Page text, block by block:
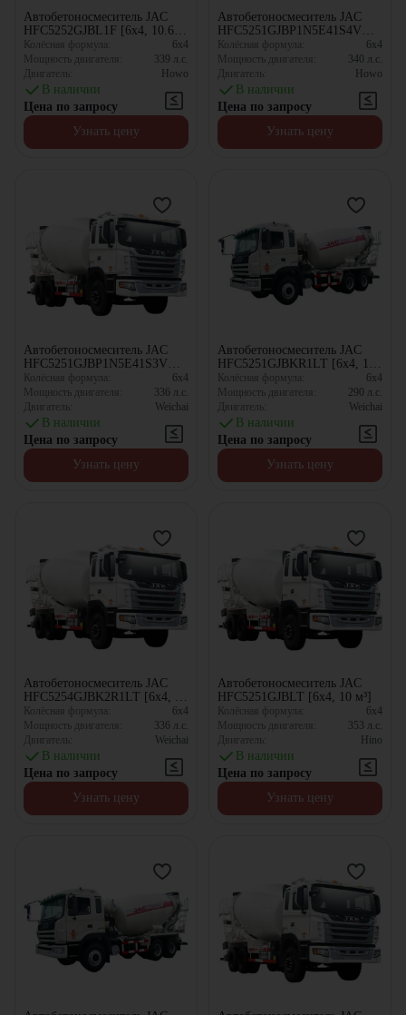
Автобетоносмеситель JAC
HFC5252GJBL1F [6x4, 10.67
м³]
Колёсная формула:
6x4
Мощность двигателя:
339 л.с.
Двигатель:
Howo
В наличии
Цена по запросу
Узнать цену
Автобетоносмеситель JAC
HFC5251GJBP1N5E41S4V
[6x4, 10.67 м³]
Колёсная формула:
6x4
Мощность двигателя:
340 л.с.
Двигатель:
Howo
В наличии
Цена по запросу
Узнать цену
Автобетоносмеситель JAC
HFC5251GJBP1N5E41S3V
[6x4, 10.67 м³]
Колёсная формула:
6x4
Мощность двигателя:
336 л.с.
Двигатель:
Weichai
В наличии
Цена по запросу
Узнать цену
Автобетоносмеситель JAC
HFC5251GJBKR1LT [6x4, 10
м³]
Колёсная формула:
6x4
Мощность двигателя:
290 л.с.
Двигатель:
Weichai
В наличии
Цена по запросу
Узнать цену
Автобетоносмеситель JAC
HFC5254GJBK2R1LT [6x4, 10
м³]
Колёсная формула:
6x4
Мощность двигателя:
336 л.с.
Двигатель:
Weichai
В наличии
Цена по запросу
Узнать цену
Автобетоносмеситель JAC
HFC5251GJBLT [6x4, 10 м³]
Колёсная формула:
6x4
Мощность двигателя:
353 л.с.
Двигатель:
Hino
В наличии
Цена по запросу
Узнать цену